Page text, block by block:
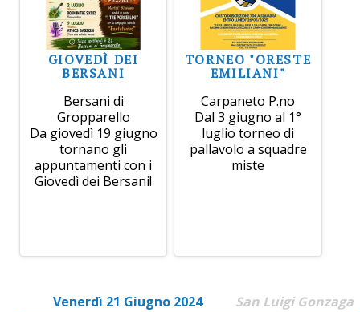
GIOVEDÌ DEI
BERSANI
Bersani di
Gropparello
Da giovedì 19 giugno
tornano gli
appuntamenti con i
Giovedì dei Bersani!
TORNEO "ORESTE
EMILIANI"
Carpaneto P.no
Dal 3 giugno al 1°
luglio torneo di
pallavolo a squadre
miste
Venerdì 21 Giugno 2024 San Luigi Gonzaga